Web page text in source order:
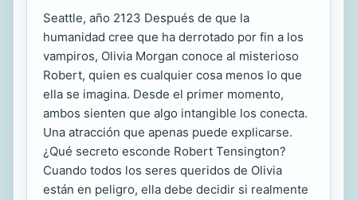
Seattle, año 2123 Después de que la
humanidad cree que ha derrotado por fin a los
vampiros, Olivia Morgan conoce al misterioso
Robert, quien es cualquier cosa menos lo que
ella se imagina. Desde el primer momento,
ambos sienten que algo intangible los conecta.
Una atracción que apenas puede explicarse.
¿Qué secreto esconde Robert Tensington?
Cuando todos los seres queridos de Olivia
están en peligro, ella debe decidir si realmente